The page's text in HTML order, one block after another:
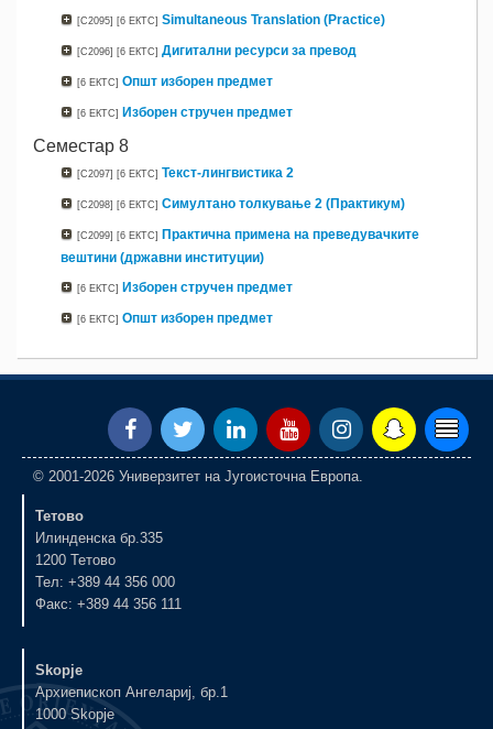
[C2095] [6 ЕКТС] Simultaneous Translation (Practice)
[C2096] [6 ЕКТС] Дигитални ресурси за превод
[6 ЕКТС] Oпшт изборен предмет
[6 ЕКТС] Изборен стручен предмет
Семестар 8
[C2097] [6 ЕКТС] Текст-лингвистика 2
[C2098] [6 ЕКТС] Симултано толкување 2 (Практикум)
[C2099] [6 ЕКТС]
Практична примена на преведувачките
вештини (државни институции)
[6 ЕКТС] Изборен стручен предмет
[6 ЕКТС] Oпшт изборен предмет
© 2001-2026 Универзитет на Југоисточна Европа.
Тетово
Илинденска бр.335
1200 Тетово
Тел: +389 44 356 000
Факс: +389 44 356 111
Skopje
Архиепископ Ангелариј, бр.1
1000 Skopje